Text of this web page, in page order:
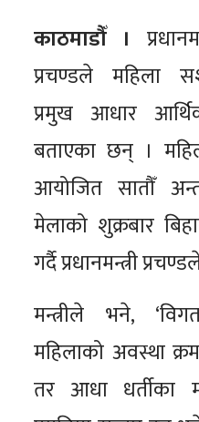
काठमाडौँ ।
प्रचण्डले महिला
प्रमुख आधार
बताएका छन् ।
आयोजित सातौँ
मेलाको शुक्रबार
गर्दै प्रधानमन्त्री
मन्त्रीले भने,
महिलाको अवस्था
तर आधा धर्तीका